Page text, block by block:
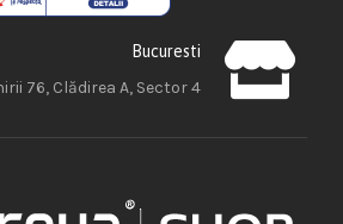
Bucuresti
76, Clădirea A, Sector 4